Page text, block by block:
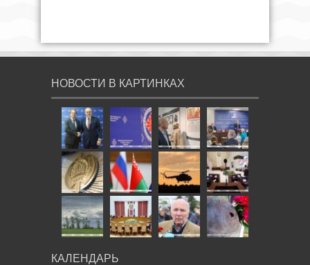
НОВОСТИ В КАРТИНКАХ
КАЛЕНДАРЬ